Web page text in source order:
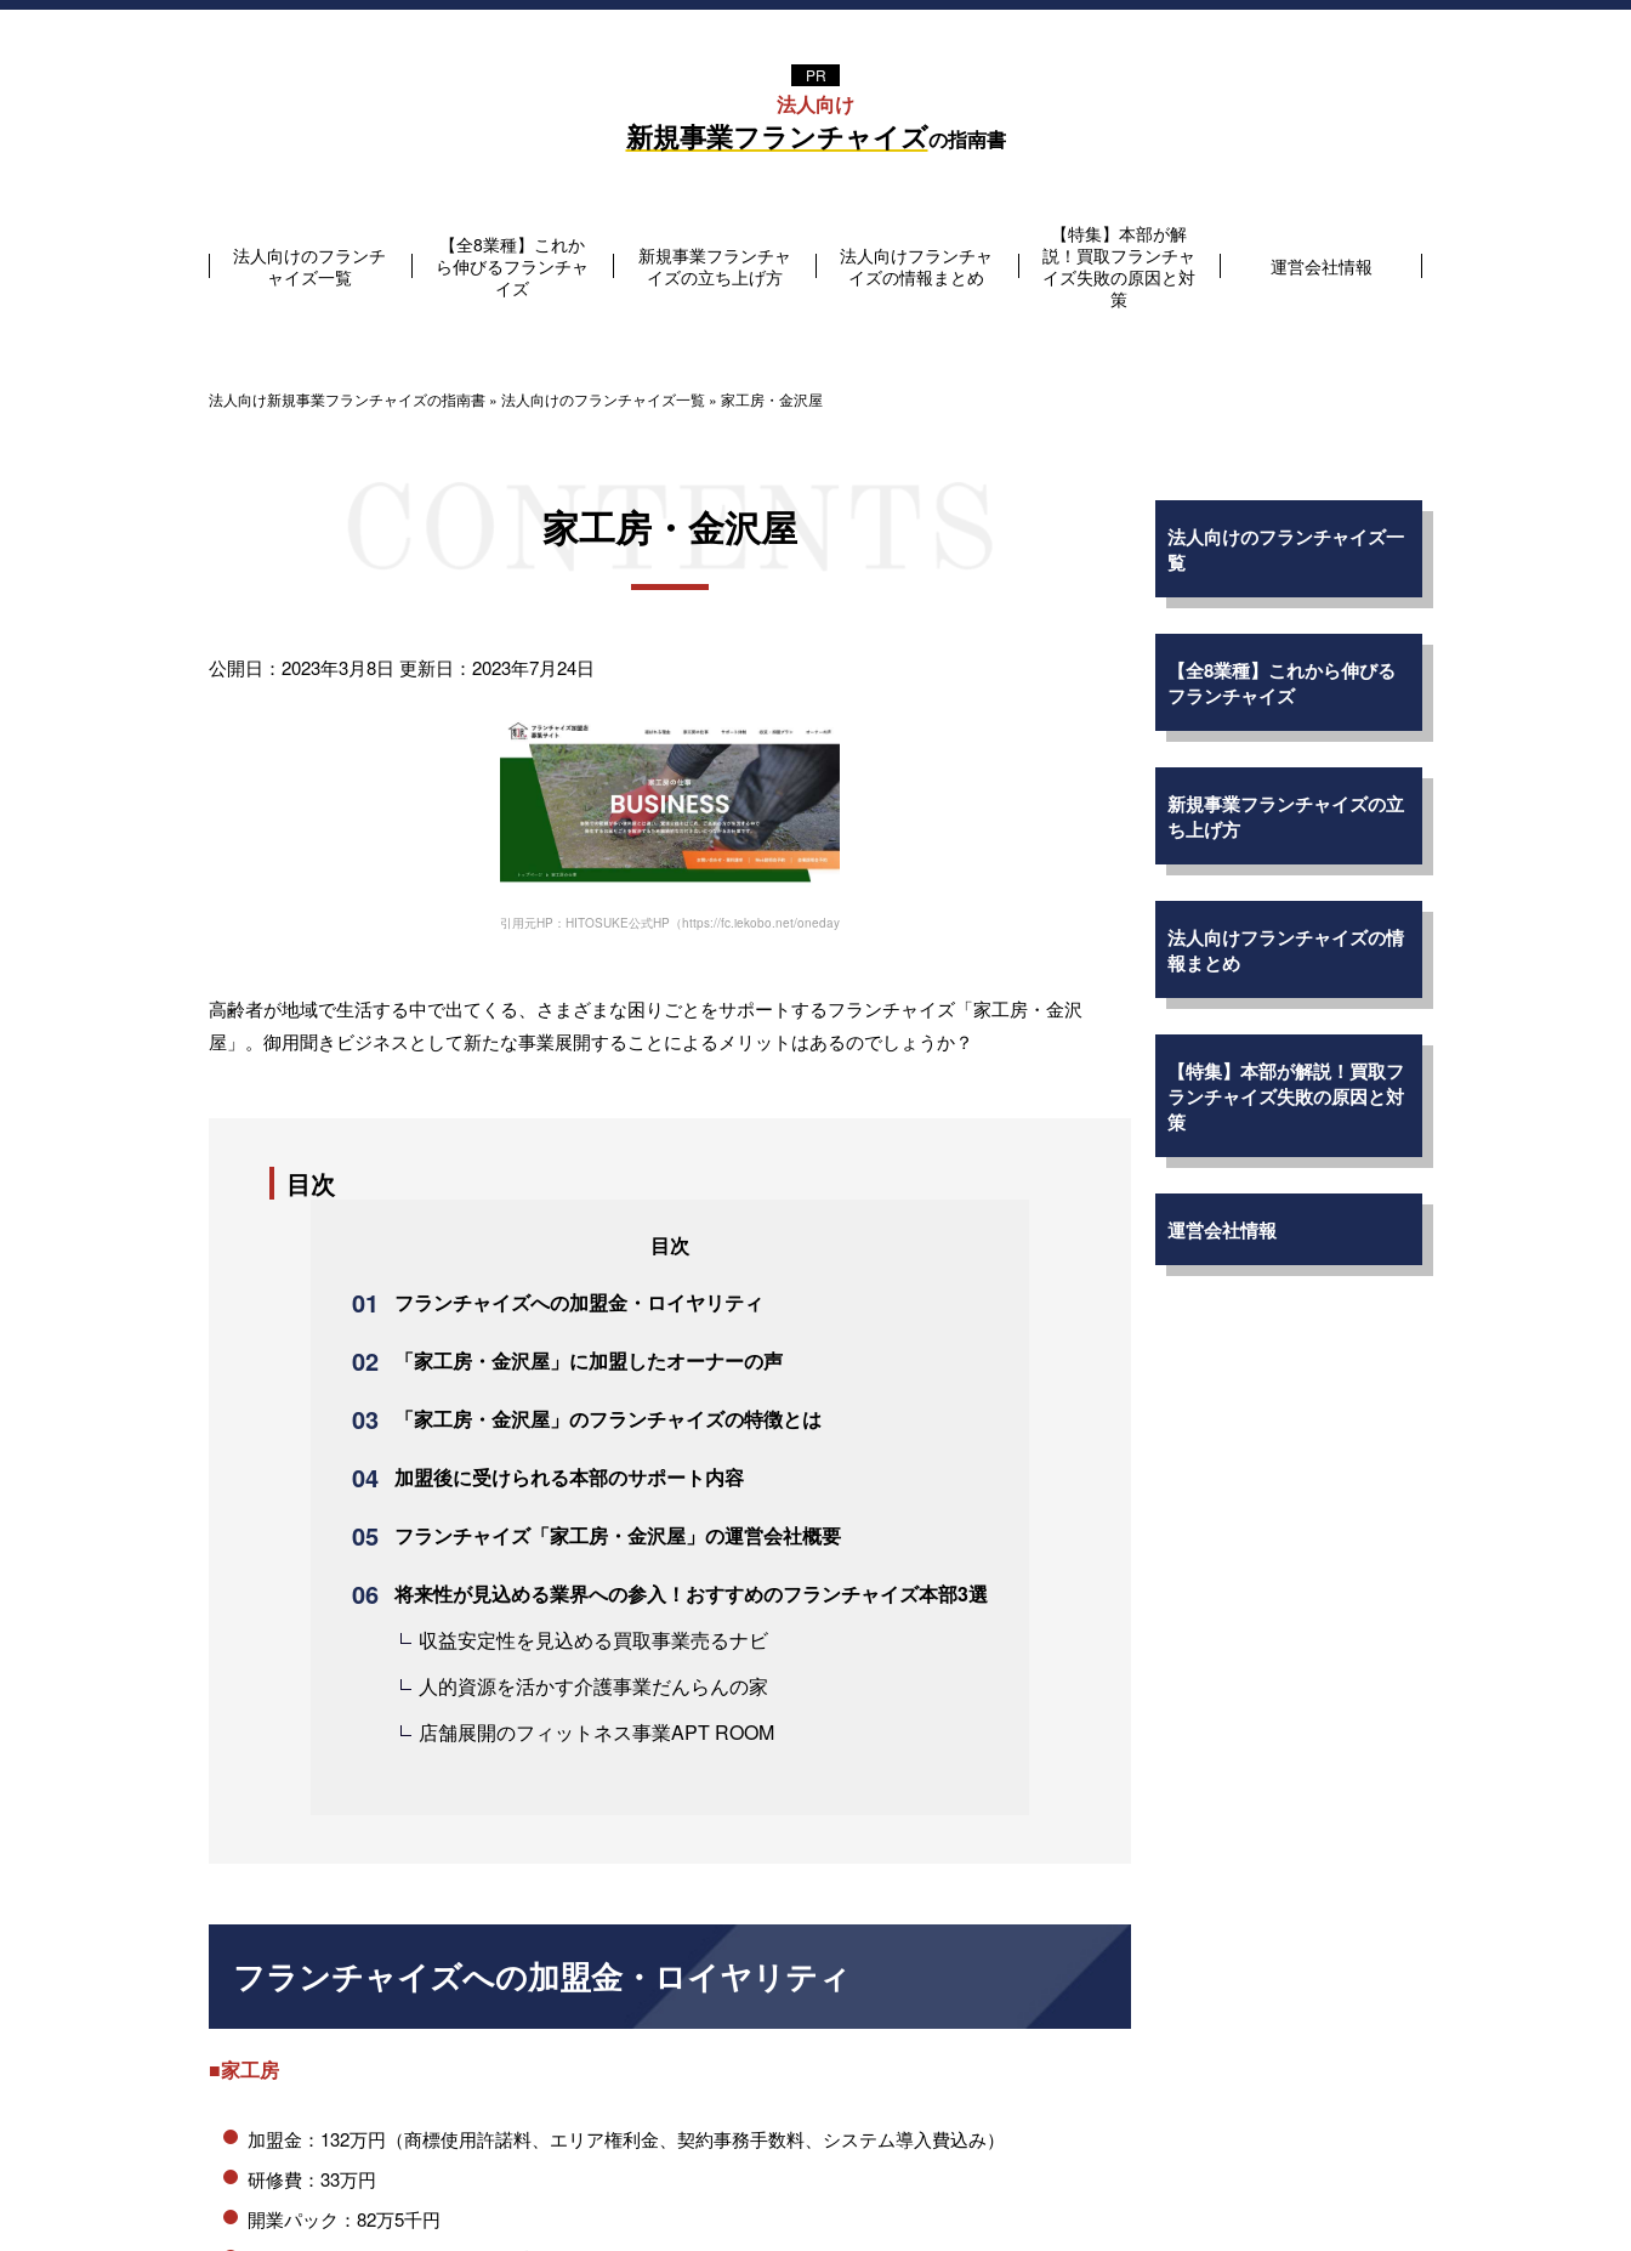
法⼈向け
新規事業フランチャイズの指南書
法人向けのフランチ
ャイズ一覧
【全8業種】これか
ら伸びるフランチャ
イズ
新規事業フランチャ
イズの立ち上げ方
法人向けフランチャ
イズの情報まとめ
【特集】本部が解
説！買取フランチャ
イズ失敗の原因と対
策
運営会社情報
法人向け新規事業フランチャイズの指南書 » 法人向けのフランチャイズ一覧 » 家工房・金沢屋
家工房・金沢屋
公開日：2023年3月8日 更新日：2023年7月24日
引用元HP：HITOSUKE公式HP（https://fc.iekobo.net/oneday/）
高齢者が地域で生活する中で出てくる、さまざまな困りごとをサポートするフランチャイズ「家工房・金沢
屋」。御用聞きビジネスとして新たな事業展開することによるメリットはあるのでしょうか？
目次
フランチャイズへの加盟金・ロイヤリティ
「家工房・金沢屋」に加盟したオーナーの声
「家工房・金沢屋」のフランチャイズの特徴とは
加盟後に受けられる本部のサポート内容
フランチャイズ「家工房・金沢屋」の運営会社概要
将来性が見込める業界への参入！おすすめのフランチャイズ本部3選
収益安定性を見込める買取事業売るナビ
人的資源を活かす介護事業だんらんの家
店舗展開のフィットネス事業APT ROOM
フランチャイズへの加盟金・ロイヤリティ
■家工房
加盟金：132万円（商標使用許諾料、エリア権利金、契約事務手数料、システム導入費込み）
研修費：33万円
開業パック：82万5千円
法人向けのフランチャイズ一
覧
【全8業種】これから伸びる
フランチャイズ
新規事業フランチャイズの立
ち上げ方
法人向けフランチャイズの情
報まとめ
【特集】本部が解説！買取フ
ランチャイズ失敗の原因と対
策
運営会社情報